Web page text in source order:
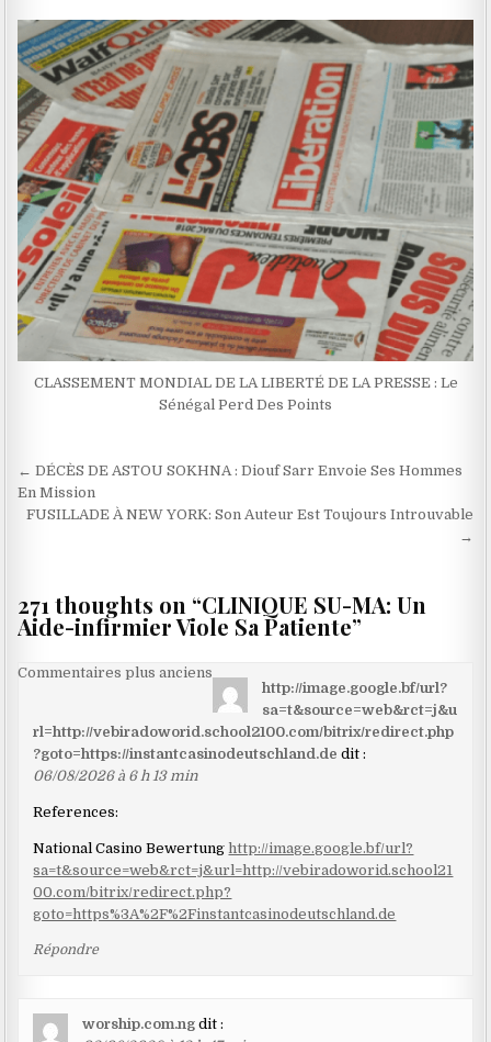
CLASSEMENT MONDIAL DE LA LIBERTÉ DE LA PRESSE : Le
Sénégal Perd Des Points
Navigation
de
← DÉCÈS DE ASTOU SOKHNA : Diouf Sarr Envoie Ses Hommes
En Mission
FUSILLADE À NEW YORK: Son Auteur Est Toujours Introuvable
→
271 thoughts on “CLINIQUE SU-MA: Un
Aide-infirmier Viole Sa Patiente”
Navigation
les
commentaires
Commentaires plus anciens
http://image.google.bf/url?
sa=t&source=web&rct=j&u
rl=http://vebiradoworid.school2100.com/bitrix/redirect.php
?goto=https://instantcasinodeutschland.de dit :
06/08/2026 à 6 h 13 min
References:
National Casino Bewertung http://image.google.bf/url?
sa=t&source=web&rct=j&url=http://vebiradoworid.school21
00.com/bitrix/redirect.php?
goto=https%3A%2F%2Finstantcasinodeutschland.de
Répondre
worship.com.ng dit :